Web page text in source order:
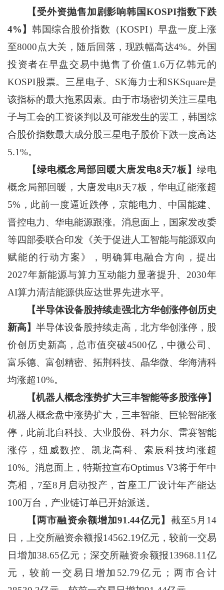
【受外资抛售加剧影响韩国KOSPI指数下跌
4%】韩国综合股价指数（KOSPI）早盘一度上涨
至8000点大关，随后回落，现跌幅高达4%。外国
投资者在早盘交易中抛售了价值1.6万亿韩元的
KOSPI股票。三星电子、SK海力士和SKSquare是
该指标的最大拖累因素。由于市场密切关注三星电
子与工会的工资谈判以及可能发生的罢工，韩国综
合股价指数最大成分股三星电子股价下跌一度高达
5.1%。
【绿电概念局部回暖大唐发电8天7板】绿电
概念局部回暖，大唐发电8天7板，华电辽能涨超
5%，此前一度逼近跌停，京能电力、中国能建、
晋控电力、华电能源跟涨。消息面上，国家发改委
等四部委联合印发《关于促进人工智能与能源双向
赋能的行动方案》，明确算电融合方向，提出
2027年新能源与算力互动能力显著提升、2030年
AI算力清洁能源供应达世界先进水平。
【半导体设备股持续走强北方华创涨停创历史
新高】 半导体设备股持续走高，北方华创涨停，股
价创历史新高，总市值突破4500亿，中微公司、
富乐德、富创精密、拓荆科技、晶华微、华海清科
均涨超10%。
【机器人概念涨势扩大三丰智能等多股涨停】
机器人概念盘中涨势扩大，三丰智能、巨轮智能涨
停，此前北自科技、大业股份、科力尔、雷赛智能
涨停，纽威数控、凯龙高科、索辰科技均涨超
10%。消息面上，特斯拉宣布Optimus V3将于年中
亮相，7至8月启动投产，首座工厂设计年产能达
100万台，产业链订单已开始派送。
【两市融资余额增加91.44亿元】 截至5月14
日，上交所融资余额报14562.19亿元，较前一交易
日增加38.65亿元；深交所融资余额报13968.11亿
元，较前一交易日增加52.79亿元；两市合计